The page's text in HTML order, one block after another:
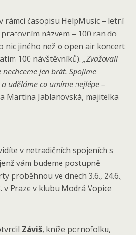
rámci časopisu HelpMusic – letní
názvem – 100 ran do
nic jiného než o open air koncert
100 návštěvníků). „Zvažovali
jen brát. Spojíme
uděláme co umíme nejlépe –
Martina Jablanovská, majitelka
v netradičních spojeních s
vám budeme postupně
proběhnou ve dnech 3.6., 24.6.,
v Praze v klubu Modrá Vopice
Záviš, kníže pornofolku,